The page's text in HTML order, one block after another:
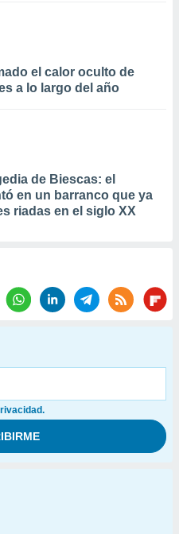
el calor oculto de
a lo largo del año
de Biescas: el
en un barranco que ya
riadas en el siglo XX